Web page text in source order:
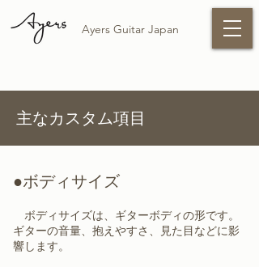
Ayers Guitar Japan
主なカスタム項目
●ボディサイズ
ボディサイズは、ギターボディの形です。
ギターの音量、抱えやすさ、見た目などに影
響します。